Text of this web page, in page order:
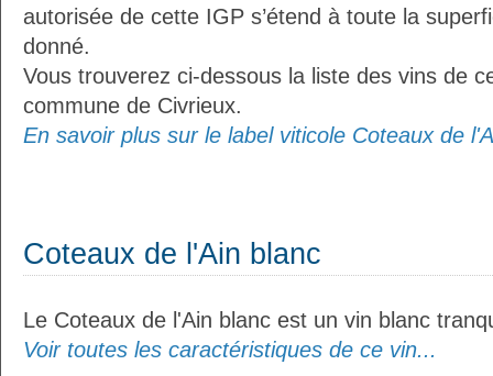
autorisée de cette IGP s’étend à toute la
donné.
Vous trouverez ci-dessous la liste des vins de
commune de Civrieux.
En savoir plus sur le label viticole Coteaux de
Coteaux de l'Ain blanc
Le Coteaux de l'Ain blanc est un vin blanc
Voir toutes les caractéristiques de ce vin...